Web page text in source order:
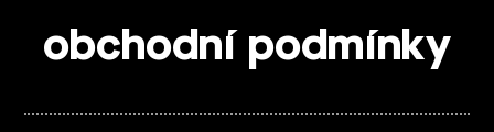
obchodní podmínky